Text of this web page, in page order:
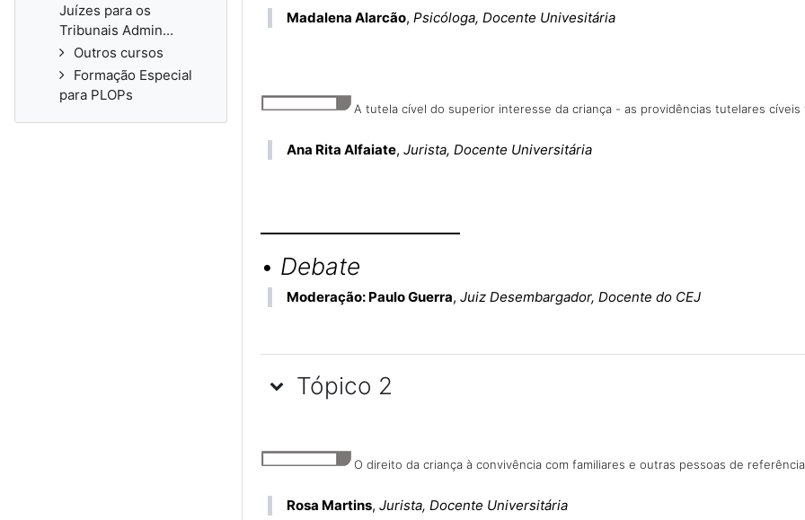
Madalena Alarcão, Psicóloga, Docente Univesitária
A tutela cível do superior interesse da criança - as providências tutelares cíveis
Ana Rita Alfaiate, Jurista, Docente Universitária
• Debate
Moderação: Paulo Guerra, Juiz Desembargador, Docente do CEJ
Tópico 2
O direito da criança à convivência com familiares e outras pessoas de referência
Rosa Martins, Jurista, Docente Universitária
Juízes para os
Tribunais Admin...
Outros cursos
Formação Especial
para PLOPs